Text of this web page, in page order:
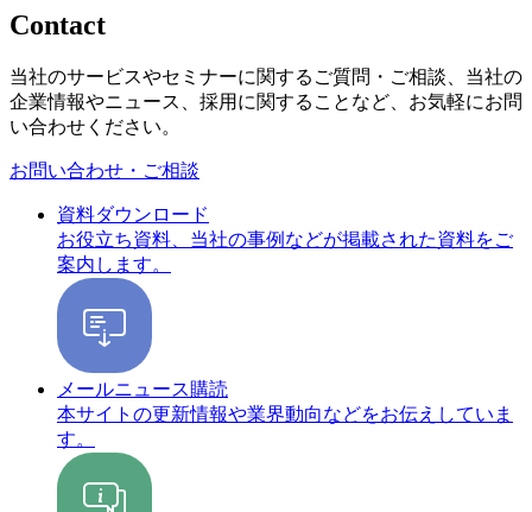
Contact
当社のサービスやセミナーに関するご質問・ご相談、当社の
企業情報やニュース、採用に関することなど、お気軽にお問
い合わせください。
お問い合わせ・ご相談
資料ダウンロード
お役立ち資料、当社の事例などが掲載された資料をご
案内します。
メールニュース購読
本サイトの更新情報や業界動向などをお伝えしていま
す。